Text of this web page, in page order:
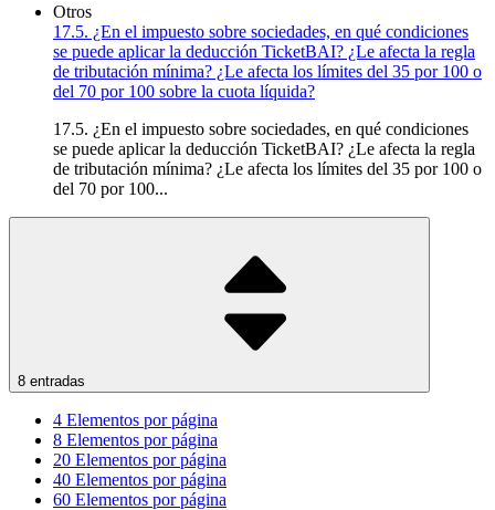
Otros
17.5. ¿En el impuesto sobre sociedades, en qué condiciones
se puede aplicar la deducción TicketBAI? ¿Le afecta la regla
de tributación mínima? ¿Le afecta los límites del 35 por 100 o
del 70 por 100 sobre la cuota líquida?
17.5. ¿En el impuesto sobre sociedades, en qué condiciones
se puede aplicar la deducción TicketBAI? ¿Le afecta la regla
de tributación mínima? ¿Le afecta los límites del 35 por 100 o
del 70 por 100...
8 entradas
4 Elementos por página
8 Elementos por página
20 Elementos por página
40 Elementos por página
60 Elementos por página